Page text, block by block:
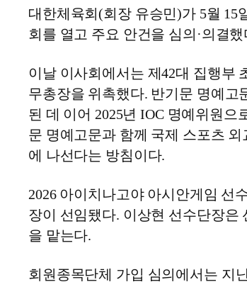
대한체육회(회장 유승민)가 5월 15
회를 열고 주요 안건을 심의·의결했
이날 이사회에서는 제42대 집행부
무총장을 위촉했다. 반기문 명예고
된 데 이어 2025년 IOC 명예위원으
문 명예고문과 함께 국제 스포츠
에 나선다는 방침이다.
2026 아이치나고야 아시안게임 선
장이 선임됐다. 이상현 선수단장은
을 맡는다.
회원종목단체 가입 심의에서는 지